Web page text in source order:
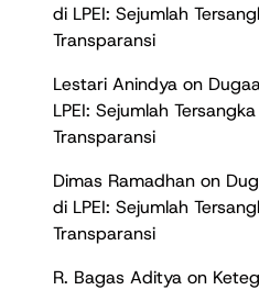
di LPEI: Sejumlah
Transparansi
Lestari Anindya on
LPEI: Sejumlah
Transparansi
Dimas Ramadhan on
di LPEI: Sejumlah
Transparansi
R. Bagas Aditya on